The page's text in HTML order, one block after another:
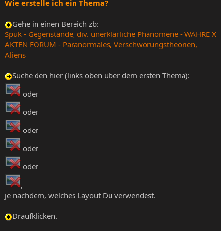
Wie erstelle ich ein Thema?
Gehe in einen Bereich zb:
Spuk - Gegenstände, div. unerklärliche Phänomene - WAHRE X
AKTEN FORUM - Paranormales, Verschwörungstheorien,
Aliens
Suche den hier (links oben über dem ersten Thema):
oder
oder
oder
oder
oder
,
je nachdem, welches Layout Du verwendest.
Draufklicken.